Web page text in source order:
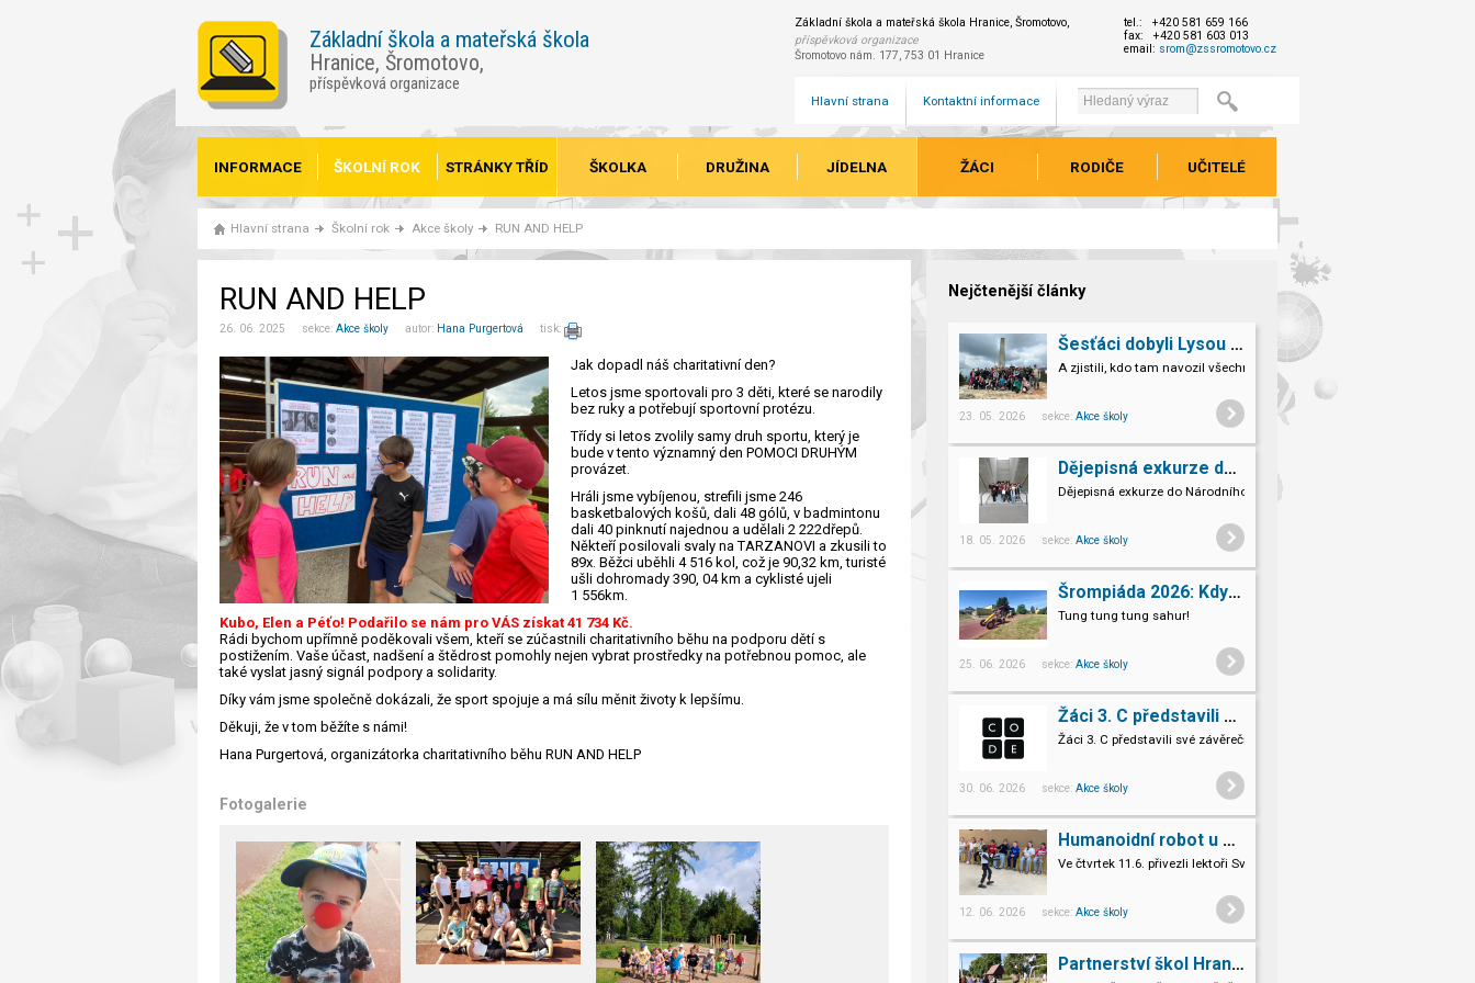
Základní škola a mateřská škola
Hranice, Šromotovo,
příspěvková organizace
Základní škola a mateřská škola Hranice, Šromotovo,
příspěvková organizace
Šromotovo nám. 177, 753 01 Hranice
tel.: +420 581 659 166
fax: +420 581 603 013
email: srom@zssromotovo.cz
Hlavní strana Kontaktní informace
INFORMACE ŠKOLNÍ ROK STRÁNKY TŘÍD ŠKOLKA DRUŽINA JÍDELNA ŽÁCI RODIČE UČITELÉ
Hlavní strana Školní rok Akce školy RUN AND HELP
RUN AND HELP
26. 06. 2025 sekce: Akce školy autor: Hana Purgertová tisk:
Jak dopadl náš charitativní den?
Letos jsme sportovali pro 3 děti, které se narodily
bez ruky a potřebují sportovní protézu.
Třídy si letos zvolily samy druh sportu, který je
bude v tento významný den POMOCI DRUHÝM
provázet.
Hráli jsme vybíjenou, strefili jsme 246
basketbalových košů, dali 48 gólů, v badmintonu
dali 40 pinknutí najednou a udělali 2 222dřepů.
Někteří posilovali svaly na TARZANOVI a zkusili to
89x. Běžci uběhli 4 516 kol, což je 90,32 km, turisté
ušli dohromady 390, 04 km a cyklisté ujeli
1 556km.
Kubo, Elen a Péťo! Podařilo se nám pro VÁS získat 41 734 Kč.
Rádi bychom upřímně poděkovali všem, kteří se zúčastnili charitativního běhu na podporu dětí s
postižením. Vaše účast, nadšení a štědrost pomohly nejen vybrat prostředky na potřebnou pomoc, ale
také vyslat jasný signál podpory a solidarity.
Díky vám jsme společně dokázali, že sport spojuje a má sílu měnit životy k lepšímu.
Děkuji, že v tom běžíte s námi!
Hana Purgertová, organizátorka charitativního běhu RUN AND HELP
Fotogalerie
Nejčtenější články
Šesťáci dobyli Lysou horu!
A zjistili, kdo tam navozil všechno to kamení.
23. 05. 2026 sekce: Akce školy
Dějepisná exkurze do Národního památníku II. sv. války v Hrabyni
Dějepisná exkurze do Národního památníku II. světové války v Hrabyni
18. 05. 2026 sekce: Akce školy
Šrompiáda 2026: Když deváťáci převzali velení
Tung tung tung sahur!
25. 06. 2026 sekce: Akce školy
Žáci 3. C představili své závěrečné projekty v Code.org
Žáci 3. C představili své závěrečné projekty v Code.org
30. 06. 2026 sekce: Akce školy
Humanoidní robot u nás ve škole
Ve čtvrtek 11.6. přivezli lektoři Světa vzdělání na Šromoťák
12. 06. 2026 sekce: Akce školy
Partnerství škol Hranice Hlohovec